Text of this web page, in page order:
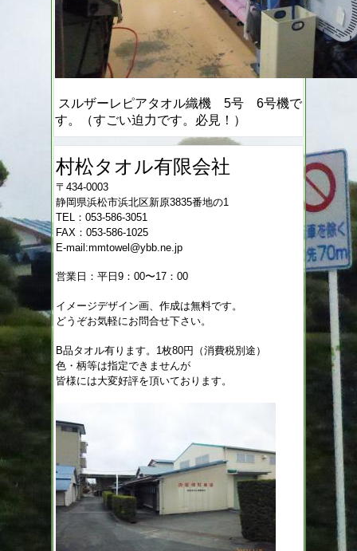
スルザーレピアタオル織機 5号 6号機で
す。（すごい迫力です。必見！）
村松タオル有限会社
〒434-0003
静岡県浜松市浜北区新原3835番地の1
TEL：053-586-3051
FAX：053-586-1025
E-mail:mmtowel@ybb.ne.jp
営業日：平日9：00〜17：00
イメージデザイン画、作成は無料です。
どうぞお気軽にお問合せ下さい。
B品タオル有ります。1枚80円（消費税別途）
色・柄等は指定できませんが
皆様には大変好評を頂いております。